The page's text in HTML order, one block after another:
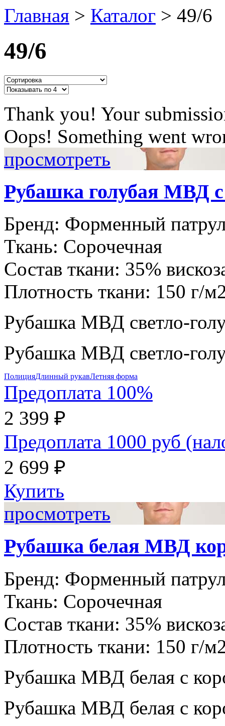
Главная > Каталог > 49/6
49/6
Thank you! Your
Oops! Something went
просмотреть
Рубашка голубая МВД
Бренд: Форменный
Ткань: Сорочечная
Состав ткани: 35%
Плотность ткани: 150 г/
Рубашка МВД светло-
Рубашка МВД светло-
ПолицияДлинный рукавЛетняя форма
Предоплата 100%
2 399 ₽
Предоплата 1000 руб
2 699 ₽
Купить
просмотреть
Рубашка белая МВД
Бренд: Форменный
Ткань: Сорочечная
Состав ткани: 35%
Плотность ткани: 150 г/
Рубашка МВД белая с
Рубашка МВД белая с